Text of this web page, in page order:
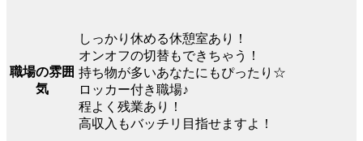
職場の雰囲
気
しっかり休める休憩室あり！
オンオフの切替もできちゃう！
持ち物が多いあなたにもぴったり☆
ロッカー付き職場♪
程よく残業あり！
高収入もバッチリ目指せますよ！